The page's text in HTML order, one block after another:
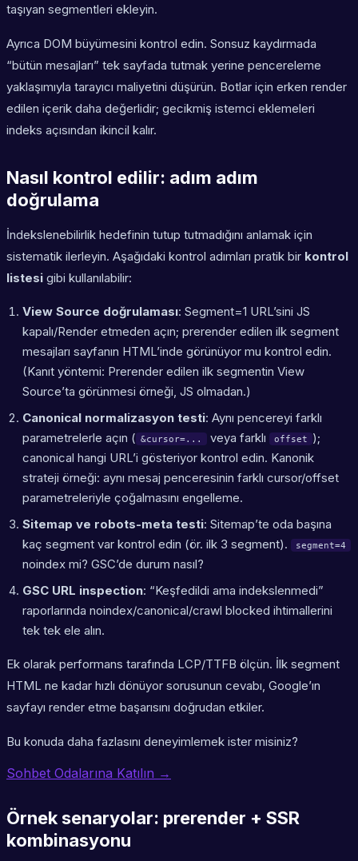
taşıyan segmentleri ekleyin.
Ayrıca DOM büyümesini kontrol edin. Sonsuz kaydırmada
“bütün mesajları” tek sayfada tutmak yerine pencereleme
yaklaşımıyla tarayıcı maliyetini düşürün. Botlar için erken render
edilen içerik daha değerlidir; gecikmiş istemci eklemeleri
indeks açısından ikincil kalır.
Nasıl kontrol edilir: adım adım
doğrulama
İndekslenebilirlik hedefinin tutup tutmadığını anlamak için
sistematik ilerleyin. Aşağıdaki kontrol adımları pratik bir kontrol
listesi gibi kullanılabilir:
View Source doğrulaması: Segment=1 URL’sini JS
kapalı/Render etmeden açın; prerender edilen ilk segment
mesajları sayfanın HTML’inde görünüyor mu kontrol edin.
(Kanıt yöntemi: Prerender edilen ilk segmentin View
Source’ta görünmesi örneği, JS olmadan.)
Canonical normalizasyon testi: Aynı pencereyi farklı
parametrelerle açın ( &cursor=... veya farklı offset
);
canonical hangi URL’i gösteriyor kontrol edin. Kanonik
strateji örneği: aynı mesaj penceresinin farklı cursor/offset
parametreleriyle çoğalmasını engelleme.
Sitemap ve robots-meta testi: Sitemap’te oda başına
kaç segment var kontrol edin (ör. ilk 3 segment).
segment=4
noindex mi? GSC’de durum nasıl?
GSC URL inspection: “Keşfedildi ama indekslenmedi”
raporlarında noindex/canonical/crawl blocked ihtimallerini
tek tek ele alın.
Ek olarak performans tarafında LCP/TTFB ölçün. İlk segment
HTML ne kadar hızlı dönüyor sorusunun cevabı, Google’ın
sayfayı render etme başarısını doğrudan etkiler.
Bu konuda daha fazlasını deneyimlemek ister misiniz?
Sohbet Odalarına Katılın →
Örnek senaryolar: prerender + SSR
kombinasyonu